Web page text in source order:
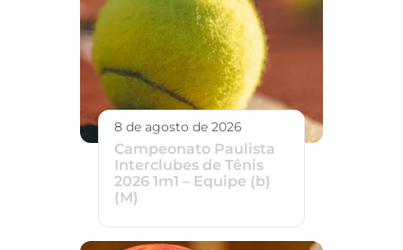
8 de agosto de 2026
Campeonato Paulista
Interclubes de Tênis
2026 1m1 – Equipe (b)
(M)